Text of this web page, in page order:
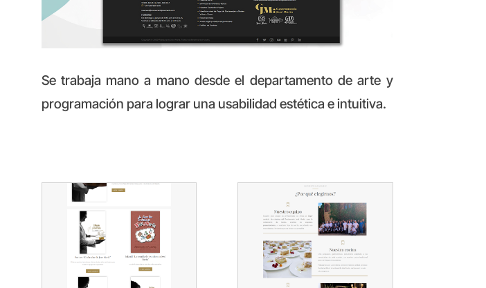
Se trabaja mano a mano desde el departamento de arte y
programación para lograr una usabilidad estética e intuitiva.